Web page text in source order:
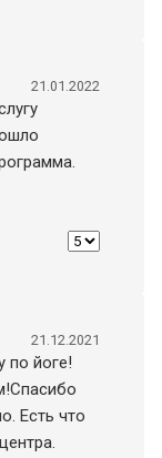
21.01.2022
21.12.2021
по йоге!
Есть что